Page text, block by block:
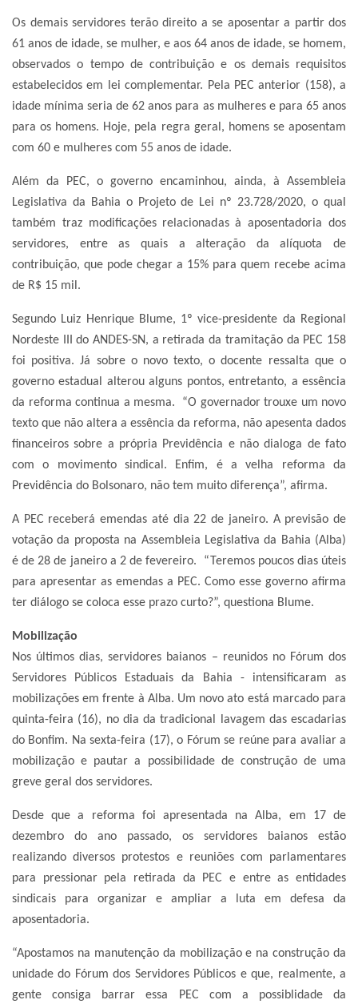
Os demais servidores terão direito a se aposentar a partir dos
61 anos de idade, se mulher, e aos 64 anos de idade, se homem,
observados o tempo de contribuição e os demais requisitos
estabelecidos em lei complementar. Pela PEC anterior (158), a
idade mínima seria de 62 anos para as mulheres e para 65 anos
para os homens. Hoje, pela regra geral, homens se aposentam
com 60 e mulheres com 55 anos de idade.
Além da PEC, o governo encaminhou, ainda, à Assembleia
Legislativa da Bahia o Projeto de Lei nº 23.728/2020, o qual
também traz modificações relacionadas à aposentadoria dos
servidores, entre as quais a alteração da alíquota de
contribuição, que pode chegar a 15% para quem recebe acima
de R$ 15 mil.
Segundo Luiz Henrique Blume, 1º vice-presidente da Regional
Nordeste III do ANDES-SN, a retirada da tramitação da PEC 158
foi positiva. Já sobre o novo texto, o docente ressalta que o
governo estadual alterou alguns pontos, entretanto, a essência
da reforma continua a mesma. “O governador trouxe um novo
texto que não altera a essência da reforma, não apesenta dados
financeiros sobre a própria Previdência e não dialoga de fato
com o movimento sindical. Enfim, é a velha reforma da
Previdência do Bolsonaro, não tem muito diferença”, afirma.
A PEC receberá emendas até dia 22 de janeiro. A previsão de
votação da proposta na Assembleia Legislativa da Bahia (Alba)
é de 28 de janeiro a 2 de fevereiro. “Teremos poucos dias úteis
para apresentar as emendas a PEC. Como esse governo afirma
ter diálogo se coloca esse prazo curto?”, questiona Blume.
Mobilização
Nos últimos dias, servidores baianos – reunidos no Fórum dos
Servidores Públicos Estaduais da Bahia - intensificaram as
mobilizações em frente à Alba. Um novo ato está marcado para
quinta-feira (16), no dia da tradicional lavagem das escadarias
do Bonfim. Na sexta-feira (17), o Fórum se reúne para avaliar a
mobilização e pautar a possibilidade de construção de uma
greve geral dos servidores.
Desde que a reforma foi apresentada na Alba, em 17 de
dezembro do ano passado, os servidores baianos estão
realizando diversos protestos e reuniões com parlamentares
para pressionar pela retirada da PEC e entre as entidades
sindicais para organizar e ampliar a luta em defesa da
aposentadoria.
“Apostamos na manutenção da mobilização e na construção da
unidade do Fórum dos Servidores Públicos e que, realmente, a
gente consiga barrar essa PEC com a possiblidade da